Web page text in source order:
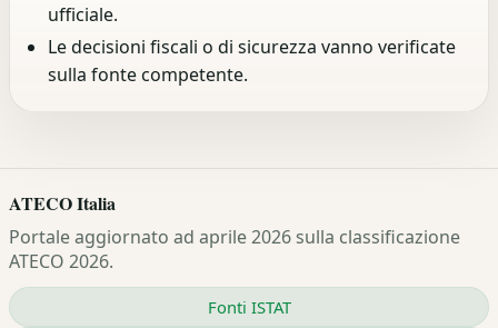
ufficiale.
Le decisioni fiscali o di sicurezza vanno verificate
sulla fonte competente.
ATECO Italia
Portale aggiornato ad aprile 2026 sulla classificazione
ATECO 2026.
Fonti ISTAT